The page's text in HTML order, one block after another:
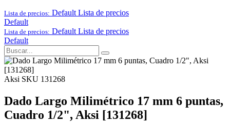
Lista de precios: Default Lista de precios
Default
Lista de precios: Default Lista de precios
Default
Aksi SKU 131268
Dado Largo Milimétrico 17 mm 6 puntas,
Cuadro 1/2", Aksi [131268]